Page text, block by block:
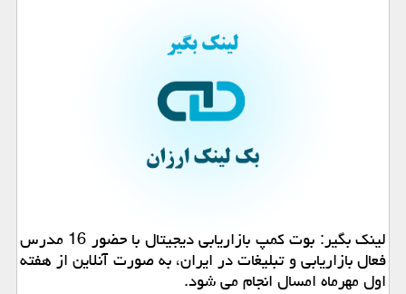
لینك بگیر: بوت كمپ بازاریابی دیجیتال با حضور 16 مدرس
فعال بازاریابی و تبلیغات در ایران، به صورت آنلاین از هفته
اول مهرماه امسال انجام می شود.